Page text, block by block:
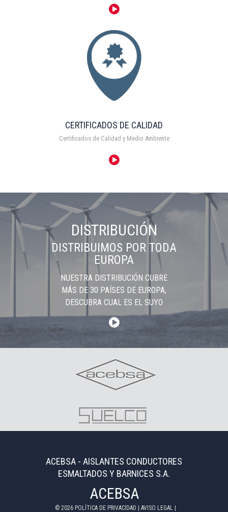
CERTIFICADOS DE CALIDAD
Certificados de Calidad y Medio Ambiente
DISTRIBUCIÓN
DISTRIBUIMOS POR TODA
EUROPA
NUESTRA DISTRIBUCIÓN CUBRE
MÁS DE 30 PAÍSES DE EUROPA,
DESCUBRA CUAL ES EL SUYO
ACEBSA - AISLANTES CONDUCTORES
ESMALTADOS Y BARNICES S.A.
ACEBSA
© 2026 POLÍTICA DE PRIVACIDAD AVISO LEGAL